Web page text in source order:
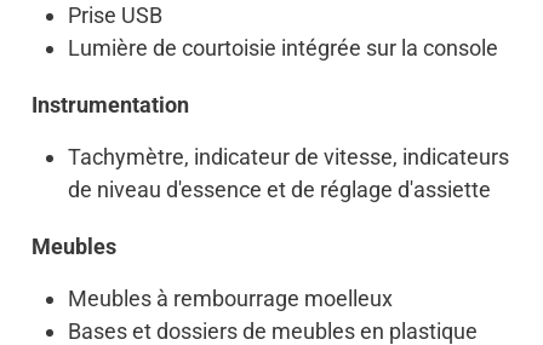
Prise USB
Lumière de courtoisie intégrée sur la console
Instrumentation
Tachymètre, indicateur de vitesse, indicateurs
de niveau d'essence et de réglage d'assiette
Meubles
Meubles à rembourrage moelleux
Bases et dossiers de meubles en plastique